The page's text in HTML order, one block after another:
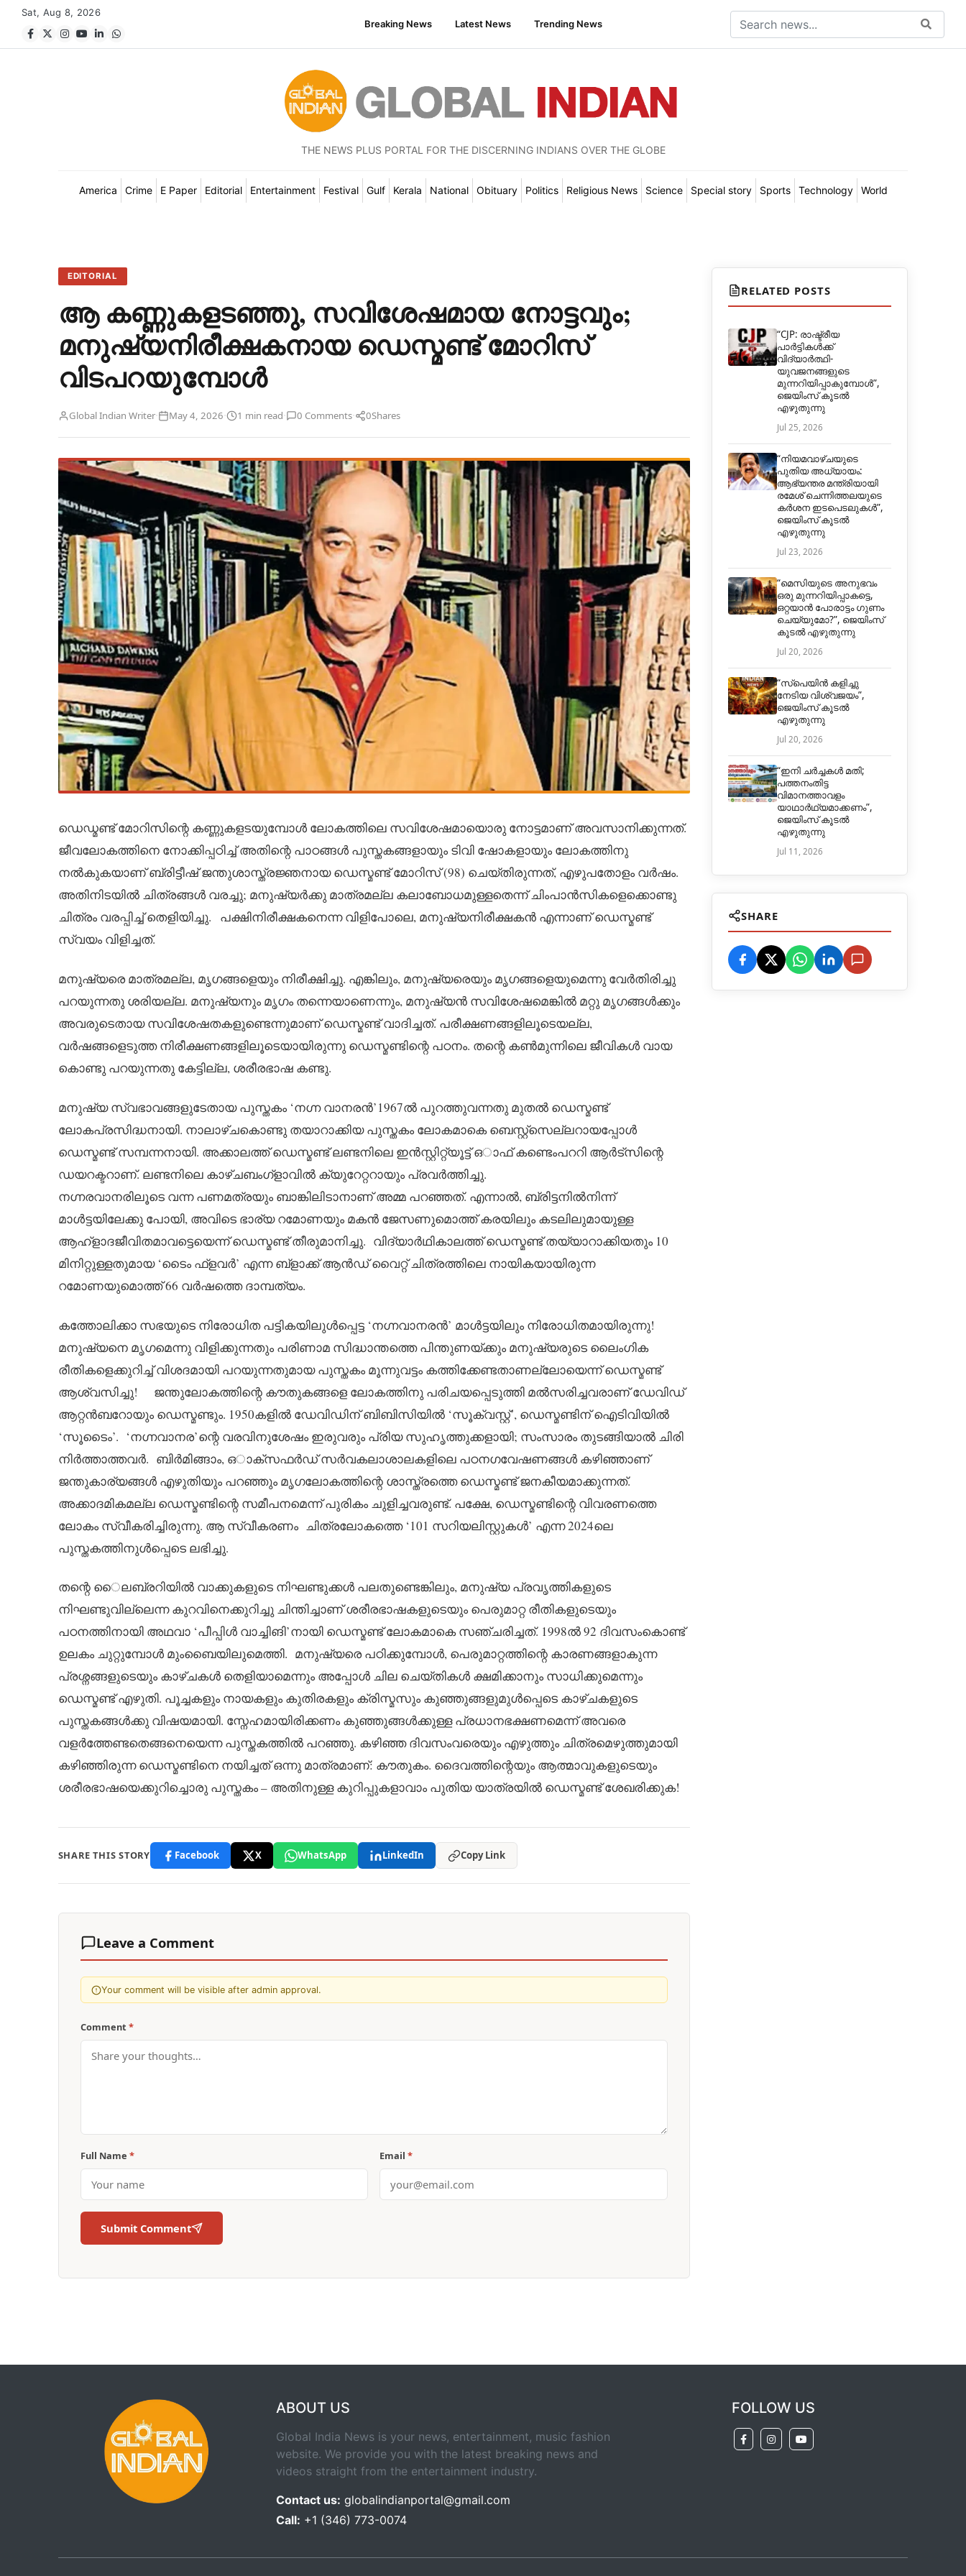
Sat, Aug 8, 2026
Breaking News
Latest News Trending News
THE NEWS PLUS PORTAL FOR THE DISCERNING INDIANS OVER THE GLOBE
America Crime E Paper Editorial Entertainment Festival Gulf Kerala National Obituary Politics Religious News Science Special story Sports Technology World
EDITORIAL
ആ കണ്ണുകളടഞ്ഞു, സവിശേഷമായ നോട്ടവും;
മനുഷ്യനിരീക്ഷകനായ ഡെസ്മണ്ട് മോറിസ്
വിടപറയുമ്പോൾ
Global Indian Writer· May 4, 2026· 1 min read· 0 Comments· 0Shares
ഡെഡ്മണ്ട് മോറിസിന്റെ കണ്ണുകളടയുമ്പോൾ ലോകത്തിലെ സവിശേഷമായൊരു നോട്ടമാണ് അവസാനിക്കുന്നത്.
ജീവലോകത്തിനെ നോക്കിപ്പഠിച്ച് അതിന്റെ പാഠങ്ങൾ പുസ്തകങ്ങളായും ടിവി ഷോകളായും ലോകത്തിനു
നൽകുകയാണ് ബ്രിട്ടീഷ് ജന്തുശാസ്ത്രജ്ഞനായ ഡെസ്മണ്ട് മോറിസ് (98) ചെയ്തിരുന്നത്, എഴുപതോളം വർഷം.
അതിനിടയിൽ ചിത്രങ്ങൾ വരച്ചു; മനുഷ്യർക്കു മാത്രമല്ല കലാബോധമുള്ളതെന്ന് ചിംപാൻസികളെക്കൊണ്ടു
ചിത്രം വരപ്പിച്ച് തെളിയിച്ചു. പക്ഷിനിരീക്ഷകനെന്ന വിളിപോലെ, മനുഷ്യനിരീക്ഷകൻ എന്നാണ് ഡെസ്മണ്ട്
സ്വയം വിളിച്ചത്.
മനുഷ്യരെ മാത്രമല്ല, മൃഗങ്ങളെയും നിരീക്ഷിച്ചു. എങ്കിലും, മനുഷ്യരെയും മൃഗങ്ങളെയുമെന്നു വേർതിരിച്ചു
പറയുന്നതു ശരിയല്ല. മനുഷ്യനും മൃഗം തന്നെയാണെന്നും, മനുഷ്യൻ സവിശേഷമെങ്കിൽ മറ്റു മൃഗങ്ങൾക്കും
അവരുടെതായ സവിശേഷതകളുണ്ടെന്നുമാണ് ഡെസ്മണ്ട് വാദിച്ചത്. പരീക്ഷണങ്ങളിലൂടെയല്ല,
വർഷങ്ങളെടുത്ത നിരീക്ഷണങ്ങളിലൂടെയായിരുന്നു ഡെസ്മണ്ടിന്റെ പഠനം. തന്റെ കൺമുന്നിലെ ജീവികൾ വായ
കൊണ്ടു പറയുന്നതു കേട്ടില്ല, ശരീരഭാഷ കണ്ടു.
മനുഷ്യ സ്വഭാവങ്ങളുടേതായ പുസ്തകം ‘നഗ്ന വാനരൻ’1967ൽ പുറത്തുവന്നതു മുതൽ ഡെസ്മണ്ട്
ലോകപ്രസിദ്ധനായി. നാലാഴ്ചകൊണ്ടു തയാറാക്കിയ പുസ്തകം ലോകമാകെ ബെസ്റ്റ്സെല്ലറായപ്പോൾ
ഡെസ്മണ്ട് സമ്പന്നനായി. അക്കാലത്ത് ഡെസ്മണ്ട് ലണ്ടനിലെ ഇൻസ്റ്റിറ്റ്യൂട്ട് ഒാഫ് കണ്ടെംപററി ആർട്സിന്റെ
ഡയറക്ടറാണ്. ലണ്ടനിലെ കാഴ്ചബംഗ്ളാവിൽ ക്യുറേറ്ററായും പ്രവർത്തിച്ചു.
നഗ്നരവാനരിലൂടെ വന്ന പണമത്രയും ബാങ്കിലിടാനാണ് അമ്മ പറഞ്ഞത്. എന്നാൽ, ബ്രിട്ടനിൽനിന്ന്
മാൾട്ടയിലേക്കു പോയി, അവിടെ ഭാര്യ റമോണയും മകൻ ജേസണുമൊത്ത് കരയിലും കടലിലുമായുള്ള
ആഹ്ളാദജീവിതമാവട്ടെയെന്ന് ഡെസ്മണ്ട് തീരുമാനിച്ചു. വിദ്യാർഥികാലത്ത് ഡെസ്മണ്ട് തയ്യാറാക്കിയതും 10
മിനിറ്റുള്ളതുമായ ‘ടൈം ഫ്ളവർ’ എന്ന ബ്ളാക്ക് ആൻഡ് വൈറ്റ് ചിത്രത്തിലെ നായികയായിരുന്ന
റമോണയുമൊത്ത് 66 വർഷത്തെ ദാമ്പത്യം.
കത്തോലിക്കാ സഭയുടെ നിരോധിത പട്ടികയിലുൾപ്പെട്ട ‘നഗ്നവാനരൻ’ മാൾട്ടയിലും നിരോധിതമായിരുന്നു!
മനുഷ്യനെ മ‍ൃഗമെന്നു വിളിക്കുന്നതും പരിണാമ സിദ്ധാന്തത്തെ പിന്തുണയ്ക്കും മനുഷ്യരുടെ ലൈംഗിക
രീതികളെക്കുറിച്ച് വിശദമായി പറയുന്നതുമായ പുസ്തകം മൂന്നുവട്ടം കത്തിക്കേണ്ടതാണല്ലോയെന്ന് ഡെസ്മണ്ട്
ആശ്വസിച്ചു! ജന്തുലോകത്തിന്റെ കൗതുകങ്ങളെ ലോകത്തിനു പരിചയപ്പെടുത്തി മൽസരിച്ചവരാണ് ഡേവിഡ്
ആറ്റൻബറോയും ഡെസ്മണ്ടും. 1950കളിൽ ഡേവിഡിന് ബിബിസിയിൽ ‘സൂക്വസ്റ്റ്’, ‍ഡെസ്മണ്ടിന് ഐടിവിയിൽ
‘സൂടൈം’. ‘നഗ്നവാനര’ന്റെ വരവിനുശേഷം ഇരുവരും പ്രിയ സുഹൃത്തുക്കളായി; സംസാരം തുടങ്ങിയാൽ ചിരി
നിർത്താത്തവർ. ബിർമിങ്ങാം, ഒാക്സഫർഡ് സർവകലാശാലകളിലെ പഠനഗവേഷണങ്ങൾ കഴിഞ്ഞാണ്
ജന്തുകാര്യങ്ങൾ എഴുതിയും പറഞ്ഞും മൃഗലോകത്തിന്റെ ശാസ്ത്രത്തെ ഡെസ്മണ്ട് ജനകീയമാക്കുന്നത്.
അക്കാദമികമല്ല ഡെസ്മണ്ടിന്റെ സമീപനമെന്ന് പുരികം ചുളിച്ചവരുണ്ട്. പക്ഷേ, ഡെസ്മണ്ടിന്റെ വിവരണത്തെ
ലോകം സ്വീകരിച്ചിരുന്നു. ആ സ്വീകരണം ചിത്രലോകത്തെ ‘101 സറിയലിസ്റ്റുകൾ’ എന്ന 2024ലെ
പുസ്തകത്തിനുൾപ്പെടെ ലഭിച്ചു.
തന്റെ ൈലബ്രറിയിൽ വാക്കുകളുടെ നിഘണ്ടുക്കൾ പലതുണ്ടെങ്കിലും, മനുഷ്യ പ്രവൃത്തികളുടെ
നിഘണ്ടുവില്ലെന്ന കുറവിനെക്കുറിച്ചു ചിന്തിച്ചാണ് ശരീരഭാഷകളുടെയും പെരുമാറ്റ രീതികളുടെയും
പഠനത്തിനായി അഥവാ ‘പീപ്പിൾ വാച്ചിങി’നായി ഡെസ്മണ്ട് ലോകമാകെ സഞ്ചരിച്ചത്. 1998ൽ 92 ദിവസംകൊണ്ട്
ഉലകം ചുറ്റുമ്പോൾ മുംബൈയിലുമെത്തി. മനുഷ്യരെ പഠിക്കുമ്പോൾ, പെരുമാറ്റത്തിന്റെ കാരണങ്ങളാകുന്ന
പ്രശ്നങ്ങളുടെയും കാഴ്ചകൾ തെളിയാമെന്നും അപ്പോൾ ചില ചെയ്തികൾ ക്ഷമിക്കാനും സാധിക്കുമെന്നും
ഡെസ്മണ്ട് എഴുതി. പൂച്ചകളും നായകളും കുതിരകളും ക്രിസ്മസും കുഞ്ഞുങ്ങളുമുൾപ്പെടെ കാഴ്ചകളുടെ
പുസ്തകങ്ങൾക്കു വിഷയമായി. സ്നേഹമായിരിക്കണം കുഞ്ഞുങ്ങൾക്കുള്ള പ്രധാനഭക്ഷണമെന്ന് അവരെ
വളർത്തേണ്ടതെങ്ങനെയെന്ന പുസ്തകത്തിൽ പറഞ്ഞു. കഴിഞ്ഞ ദിവസംവരെയും എഴുത്തും ചിത്രമെഴുത്തുമായി
കഴിഞ്ഞിരുന്ന ഡെസ്മണ്ടിനെ നയിച്ചത് ഒന്നു മാത്രമാണ്: കൗതുകം. ദൈവത്തിന്റെയും ആത്മാവുകളുടെയും
ശരീരഭാഷയെക്കുറിച്ചൊരു പുസ്തകം – അതിനുള്ള കുറിപ്പുകളാവാം പുതിയ യാത്രയിൽ ഡെസ്മണ്ട് ശേഖരിക്കുക!
SHARE THIS STORY Facebook X WhatsApp LinkedIn Copy Link
Leave a Comment
Your comment will be visible after admin approval.
Comment *
Full Name * Email*
Submit Comment
RELATED POSTS
“CJP: രാഷ്ട്രീയ
പാർട്ടികൾക്ക്
വിദ്യാർത്ഥി-
യുവജനങ്ങളുടെ
മുന്നറിയിപ്പാകുമ്പോൾ”,
ജെയിംസ് കൂടൽ
എഴുതുന്നു
Jul 25, 2026
“നിയമവാഴ്ചയുടെ
പുതിയ അധ്യായം:
ആഭ്യന്തര മന്ത്രിയായി
രമേശ് ചെന്നിത്തലയുടെ
കർശന ഇടപെടലുകൾ”,
ജെയിംസ് കൂടൽ
എഴുതുന്നു
Jul 23, 2026
“മെസിയുടെ അനുഭവം
ഒരു മുന്നറിയിപ്പാകട്ടെ,
ഒറ്റയാൻ പോരാട്ടം ഗുണം
ചെയ്യുമോ?”, ജെയിംസ്
കൂടൽ എഴുതുന്നു
Jul 20, 2026
“സ്പെയിൻ കളിച്ചു
നേടിയ വിശ്വജയം”,
ജെയിംസ് കൂടൽ
എഴുതുന്നു
Jul 20, 2026
“ഇനി ചർച്ചകൾ മതി;
പത്തനംതിട്ട
വിമാനത്താവളം
യാഥാർഥ്യമാക്കണം”,
ജെയിംസ് കൂടൽ
എഴുതുന്നു
Jul 11, 2026
SHARE
ABOUT US
Global India News is your news, entertainment, music fashion
website. We provide you with the latest breaking news and
videos straight from the entertainment industry.
Contact us: globalindianportal@gmail.com
Call: +1 (346) 773-0074
FOLLOW US